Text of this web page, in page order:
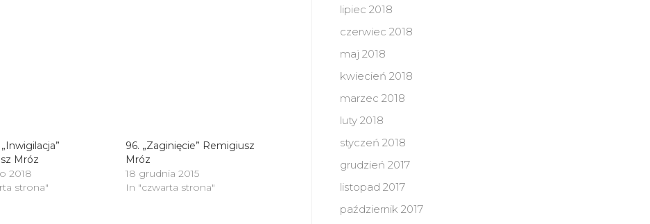
Mróz
2018
strona"
96. „Zaginięcie” Remigiusz
Mróz
18 grudnia 2015
In "czwarta strona"
lipiec 2018
czerwiec 2018
maj 2018
kwiecień 2018
marzec 2018
luty 2018
styczeń 2018
grudzień 2017
listopad 2017
październik 2017